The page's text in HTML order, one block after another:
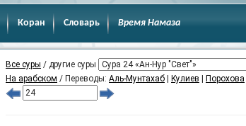
Коран Словарь Время Намаза
Все суры / другие суры
На арабском / Переводы: Аль-Мунтахаб Кулиев Порохова